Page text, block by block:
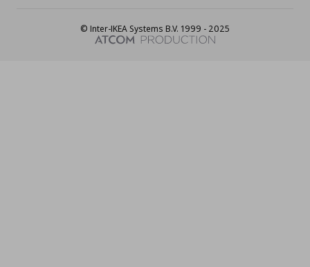
© Inter-IKEA Systems B.V. 1999 - 2025